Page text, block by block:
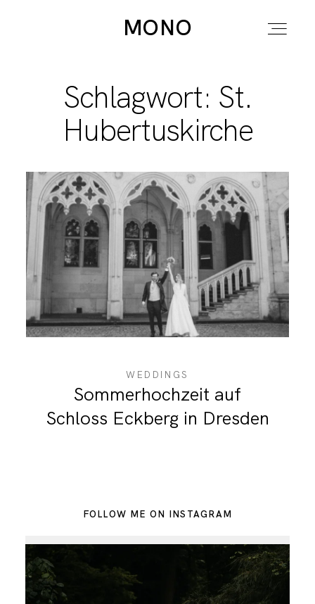
MONO
MONO
HOME
INFOS
MIRJA
SAG HI !
Schlagwort: St.
Hubertuskirche
WEDDINGS
Sommerhochzeit auf
Schloss Eckberg in Dresden
FOLLOW ME ON INSTAGRAM